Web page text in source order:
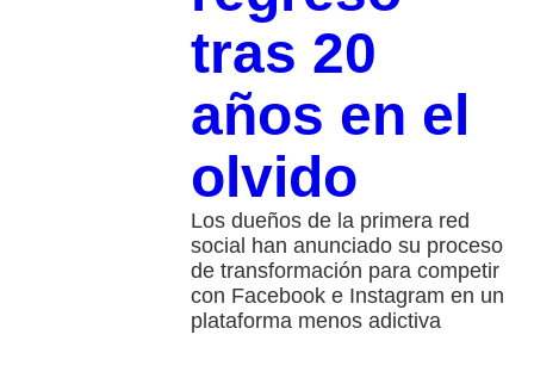
tras 20
años en el
olvido
Los dueños de la primera red
social han anunciado su proceso
de transformación para competir
con Facebook e Instagram en un
plataforma menos adictiva